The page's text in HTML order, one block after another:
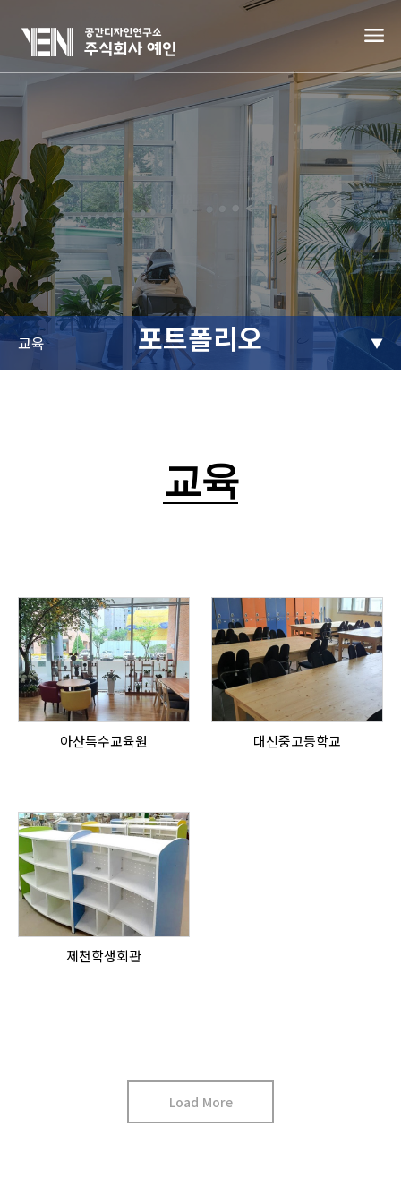
포트폴리오
사용자를 위한 맞춤형 공간,
교육 ▼
교육
아산특수교육원 대신중고등학교
제천학생회관
Load More